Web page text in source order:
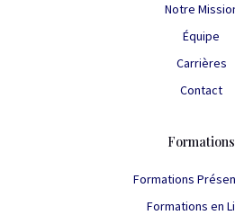
Notre
Équipe
Carrières
Contact
Formations
Formations
Formations en